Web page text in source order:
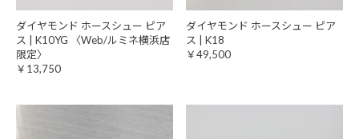
ダイヤモンド ホースシュー ピア
ス | K10YG 〈Web/ルミネ横浜店
限定〉
￥13,750
ダイヤモンド ホースシュー ピア
ス | K18
￥49,500